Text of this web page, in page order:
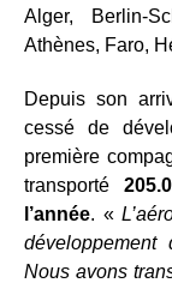
Alger, Berlin-
Athènes, Faro,
Depuis son
cessé de
première
transporté
l’année. «
Nous avons